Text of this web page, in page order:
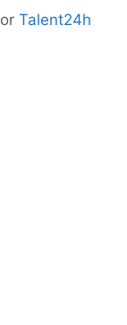
Talent24h